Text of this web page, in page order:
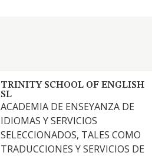
TRINITY SCHOOL OF ENGLISH
SL
ACADEMIA DE ENSEYANZA DE
IDIOMAS Y SERVICIOS
SELECCIONADOS, TALES COMO
TRADUCCIONES Y SERVICIOS DE